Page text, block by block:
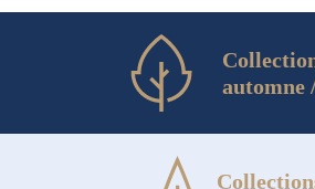
automne